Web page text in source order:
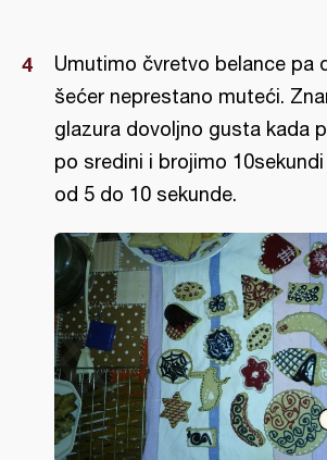
Umutimo čvretvo belance pa
šećer neprestano muteći.
glazura dovoljno gusta kada
po sredini i brojimo
od 5 do 10 sekunde.